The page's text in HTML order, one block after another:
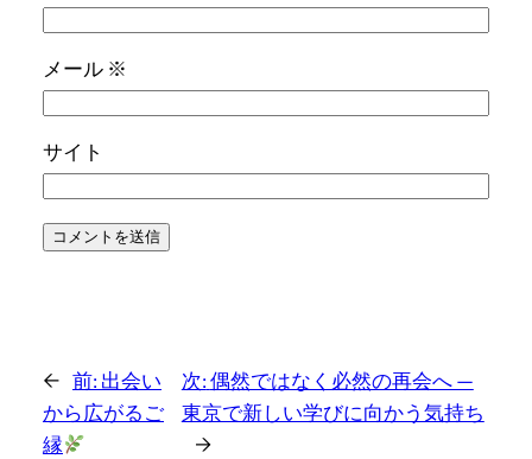
メール ※
サイト
← 前: 出会い
から広がるご
縁
次: 偶然ではなく必然の再会へ —
東京で新しい学びに向かう気持ち
→